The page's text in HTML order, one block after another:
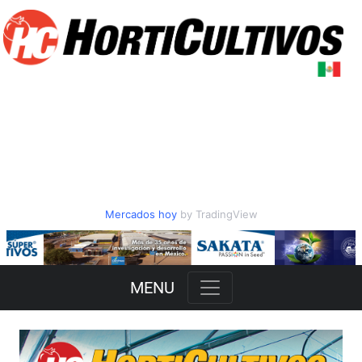
Mercados hoyby TradingView
Slide 2 of 3
MENU